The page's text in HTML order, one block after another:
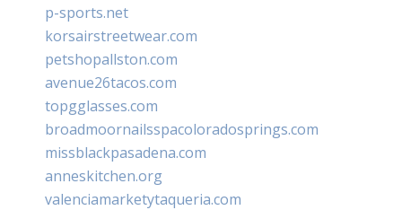
p-sports.net
korsairstreetwear.com
petshopallston.com
avenue26tacos.com
topgglasses.com
broadmoornailsspacoloradosprings.com
missblackpasadena.com
anneskitchen.org
valenciamarketytaqueria.com